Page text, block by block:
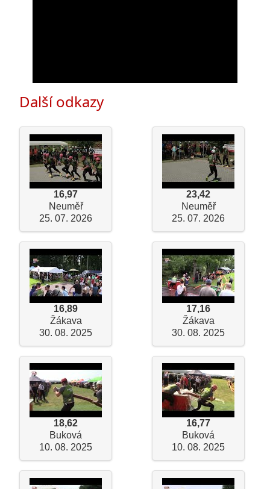
Další odkazy
16,97
Neuměř
25. 07. 2026
23,42
Neuměř
25. 07. 2026
16,89
Žákava
30. 08. 2025
17,16
Žákava
30. 08. 2025
18,62
Buková
10. 08. 2025
16,77
Buková
10. 08. 2025